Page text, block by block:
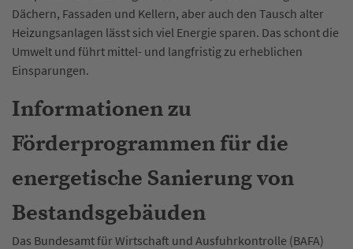
Dächern, Fassaden und Kellern, aber auch den Tausch alter
Heizungsanlagen lässt sich viel Energie sparen. Das schont die
Umwelt und führt mittel- und langfristig zu erheblichen
Einsparungen.
Informationen zu
Förderprogrammen für die
energetische Sanierung von
Bestandsgebäuden
Das Bundesamt für Wirtschaft und Ausfuhrkontrolle (BAFA)